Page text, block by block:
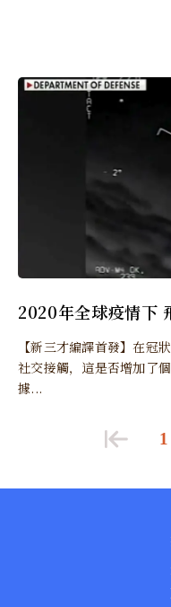
2020年全球疫情下
【新三才編譯首發】在冠
社交接觸，這是否增加了
據...
1